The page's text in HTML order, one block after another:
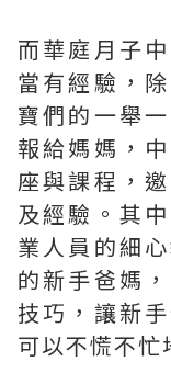
而華庭月子
當有經驗，
寶們的一舉
報給媽媽，
座與課程，
及經驗。其
業人員的細
的新手爸媽
技巧，讓新
可以不慌不忙